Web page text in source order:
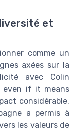
et
comme un
axées sur la
avec Colin
even if it means
considérable.
a permis à
les valeurs de